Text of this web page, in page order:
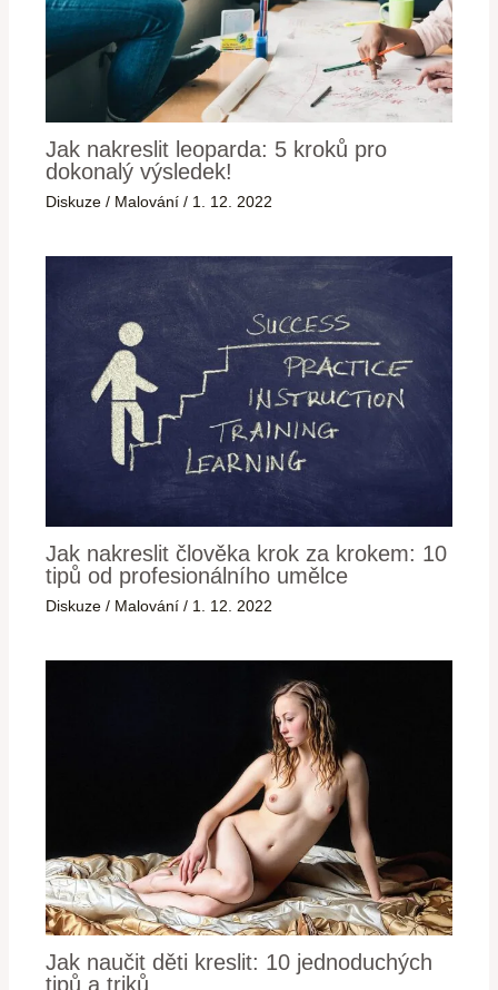
Jak nakreslit leoparda: 5 kroků pro
dokonalý výsledek!
Diskuze / Malování / 1. 12. 2022
Jak nakreslit člověka krok za krokem: 10
tipů od profesionálního umělce
Diskuze / Malování / 1. 12. 2022
Jak naučit děti kreslit: 10 jednoduchých
tipů a triků